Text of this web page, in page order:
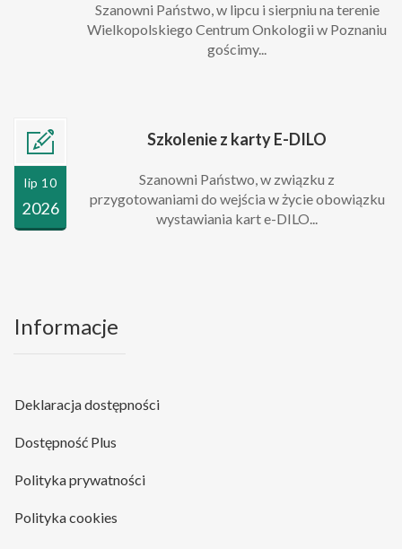
Szanowni Państwo, w lipcu i sierpniu na terenie
Wielkopolskiego Centrum Onkologii w Poznaniu
gościmy...
lip 10
2026
Szkolenie z karty E-DILO
Szanowni Państwo, w związku z
przygotowaniami do wejścia w życie obowiązku
wystawiania kart e-DILO...
Informacje
Deklaracja dostępności
Dostępność Plus
Polityka prywatności
Polityka cookies